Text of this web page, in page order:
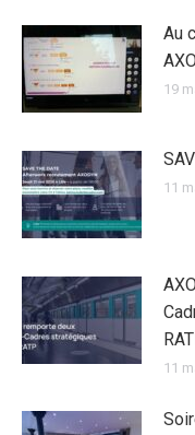
Au
19
11
11